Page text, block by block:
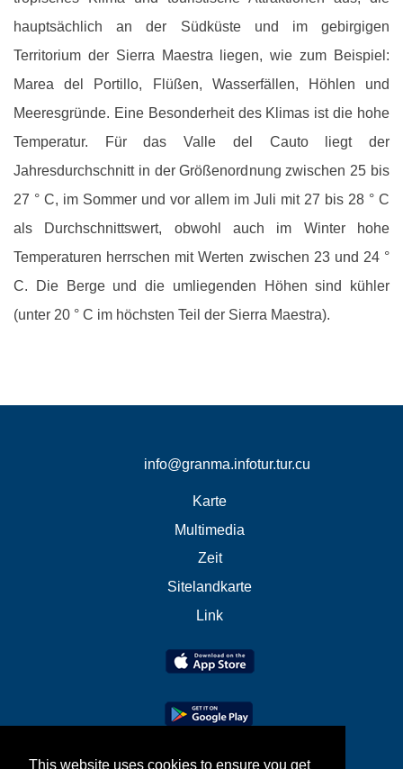
This website uses cookies to ensure you get
hauptsächlich an der Südküste und im gebirgigen
Territorium der Sierra Maestra liegen, wie zum Beispiel:
Marea del Portillo, Flüßen, Wasserfällen, Höhlen und
Meeresgründe. Eine Besonderheit des Klimas ist die hohe
Temperatur. Für das Valle del Cauto liegt der
Jahresdurchschnitt in der Größenordnung zwischen 25 bis
27 ° C, im Sommer und vor allem im Juli mit 27 bis 28 ° C
als Durchschnittswert, obwohl auch im Winter hohe
Temperaturen herrschen mit Werten zwischen 23 und 24 °
C. Die Berge und die umliegenden Höhen sind kühler
(unter 20 ° C im höchsten Teil der Sierra Maestra).
info@granma.infotur.tur.cu
Karte
Multimedia
Zeit
Sitelandkarte
Link